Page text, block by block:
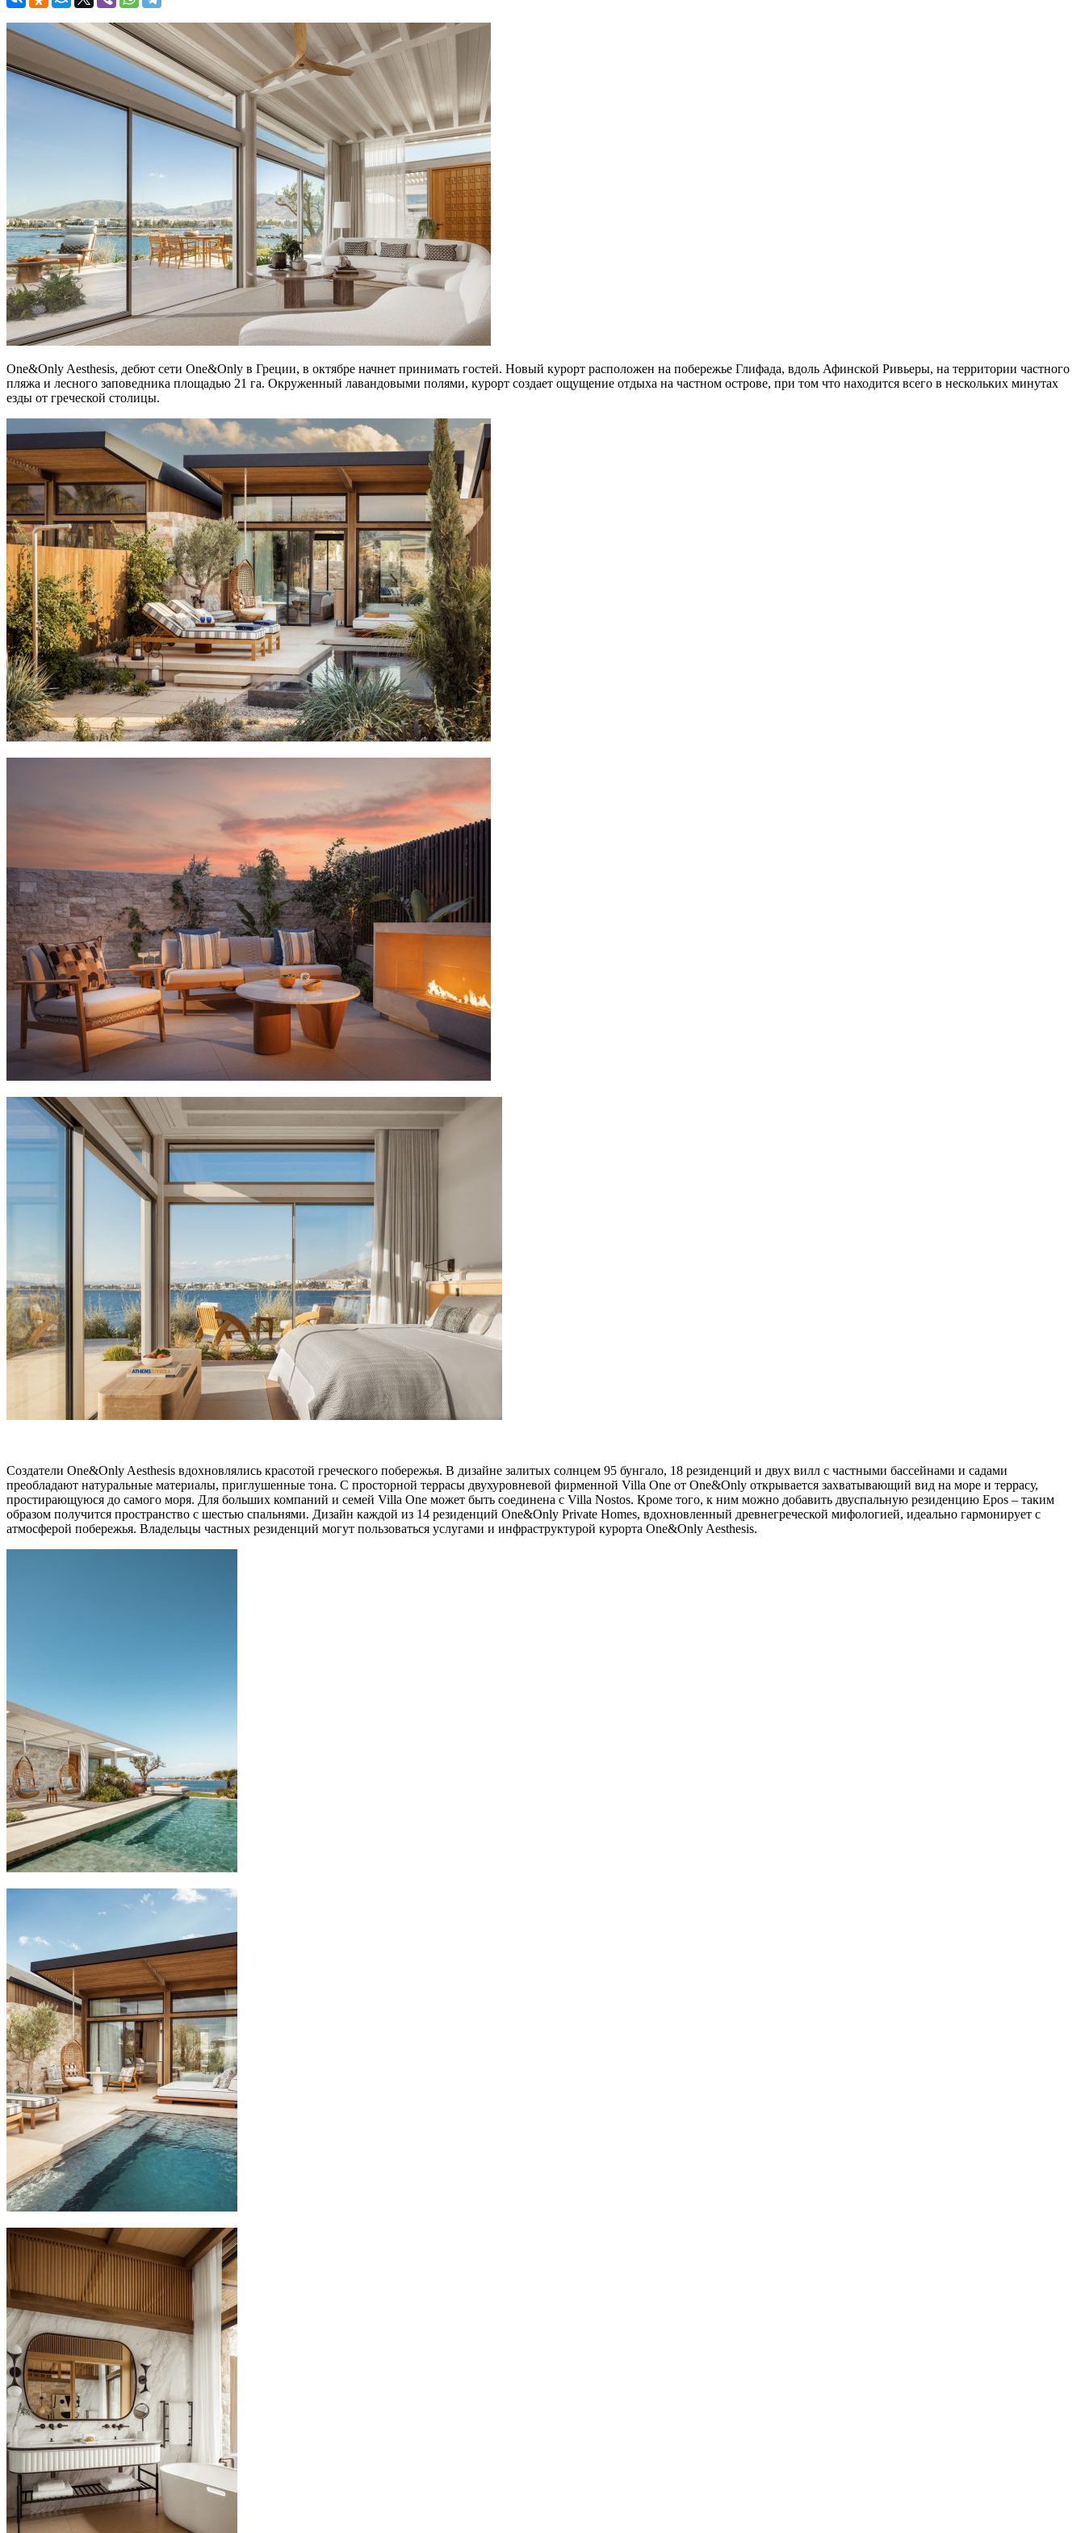
One&Only Aesthesis, дебют сети One&Only в Греции, в октябре начнет принимать гостей. Новый курорт расположен на побережье Глифада, вдоль Афинской Ривьеры, на территории частного
пляжа и лесного заповедника площадью 21 га. Окруженный лавандовыми полями, курорт создает ощущение отдыха на частном острове, при том что находится всего в нескольких минутах
езды от греческой столицы.
Создатели One&Only Aesthesis вдохновлялись красотой греческого побережья. В дизайне залитых солнцем 95 бунгало, 18 резиденций и двух вилл с частными бассейнами и садами
преобладают натуральные материалы, приглушенные тона. С просторной террасы двухуровневой фирменной Villa One от One&Only открывается захватывающий вид на море и террасу,
простирающуюся до самого моря. Для больших компаний и семей Villa One может быть соединена с Villa Nostos. Кроме того, к ним можно добавить двуспальную резиденцию Epos – таким
образом получится пространство с шестью спальнями. Дизайн каждой из 14 резиденций One&Only Private Homes, вдохновленный древнегреческой мифологией, идеально гармонирует с
атмосферой побережья. Владельцы частных резиденций могут пользоваться услугами и инфраструктурой курорта One&Only Aesthesis.